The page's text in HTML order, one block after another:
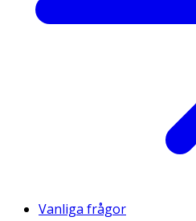
Vanliga frågor